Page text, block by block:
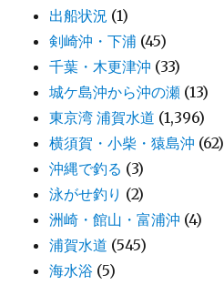
出船状況 (1)
剣崎沖・下浦 (45)
千葉・木更津沖 (33)
城ケ島沖から沖の瀬 (13)
東京湾 浦賀水道 (1,396)
横須賀・小柴・猿島沖 (62)
沖縄で釣る (3)
泳がせ釣り (2)
洲崎・館山・富浦沖 (4)
浦賀水道 (545)
海水浴 (5)